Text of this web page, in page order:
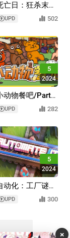
亡日：狂杀末
/Deadly Days:
Roadtrip
UPD 502
5
2024
动物餐吧/Party
UPD 282
5
2024
动化：工厂谜
/Automate It:
Factory Puzzle
UPD 300
×